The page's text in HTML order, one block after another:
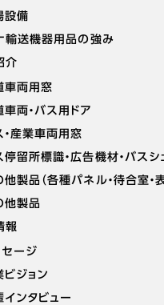
設備
輸送機器用品の強み
介
車両用窓
車両・バス用ドア
・産業車両用窓
停留所標識・広告機材・バスシ
他製品（各種パネル・待合室・
他製品
報
セージ
ビジョン
インタビュー